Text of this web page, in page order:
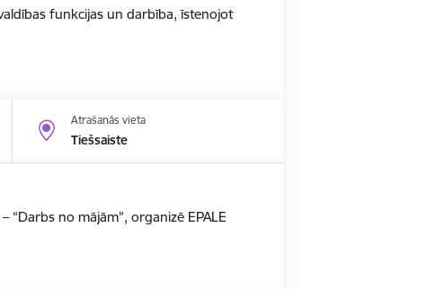
funkcijas un darbība, īstenojot
Atrašanās vieta
Tiešsaiste
no mājām”, organizē EPALE